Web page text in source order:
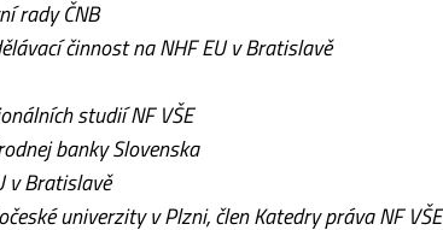
rady ČNB
činnost na NHF EU v Bratislavě
studií NF VŠE
banky Slovenska
v Bratislavě
univerzity v Plzni, člen Katedry práva NF VŠE